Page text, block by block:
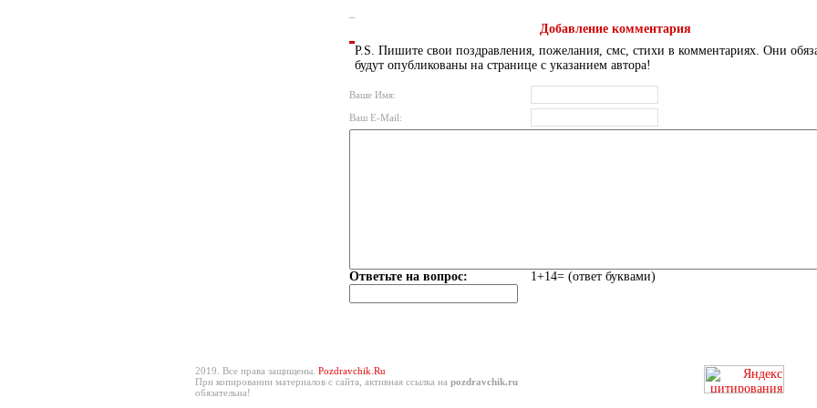
Добавление комментария
P.S. Пишите свои поздравления, пожелания, смс, стихи в комментариях. Они
будут опубликованы на странице с указанием автора!
Ваше Имя:
Ваш E-Mail:
Ответьте на вопрос: 1+14= (ответ буквами)
2019. Все права защищены. Pozdravchik.Ru
При копировании материалов с сайта, активная ссылка на pozdravchik.ru
обязательна!